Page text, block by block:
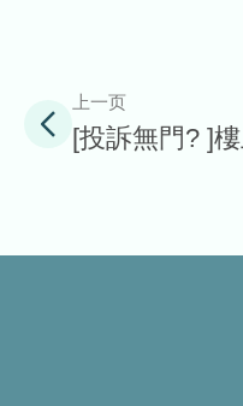
上一页
[投訴無門? ]